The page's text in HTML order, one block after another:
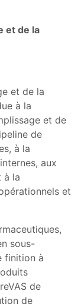
et de la
et de la
à la
et de
de
à la
aux
à la
et
sous-
finition à
de
de